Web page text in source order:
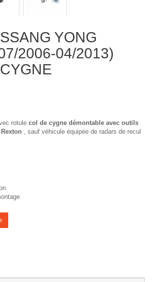
YONG
2006-04/2013)
rotule col de cygne démontable avec outils
, sauf véhicule équipée de radars de recul